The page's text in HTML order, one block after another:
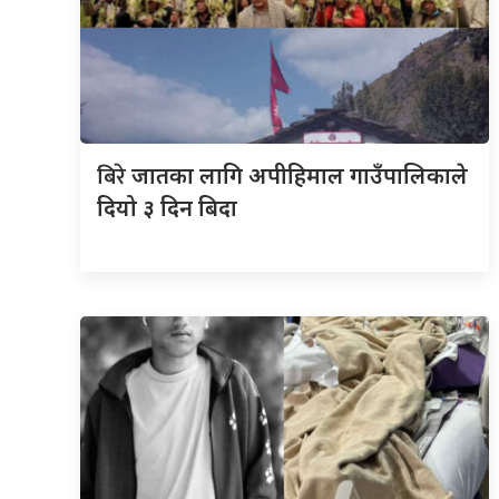
बिरेजातका लागि अपीहिमाल गाउँपालिकाले
दियो ३ दिन बिदा